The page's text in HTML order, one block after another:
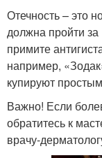
Отечность – это
должна пройти
примите
например,
купируют
Важно! Если
обратитесь к
врачу-